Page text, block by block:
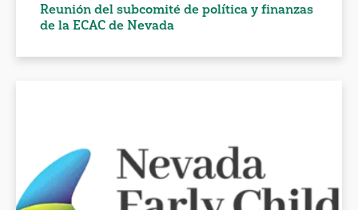
Reunión del subcomité de política y finanzas
de la ECAC de Nevada